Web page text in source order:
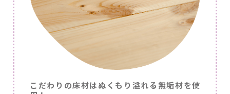
こだわりの床材はぬくもり溢れる無垢材を使